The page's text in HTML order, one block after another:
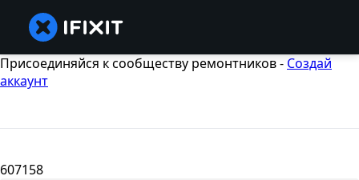
Присоединяйся к сообществу ремонтников - Создай
аккаунт
607158